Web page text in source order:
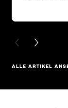
PREVIOUS CARD
NEXT CARD
ALLE ARTIKEL